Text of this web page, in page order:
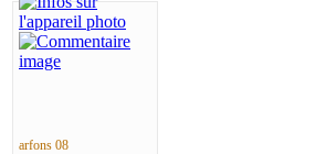
arfons 08